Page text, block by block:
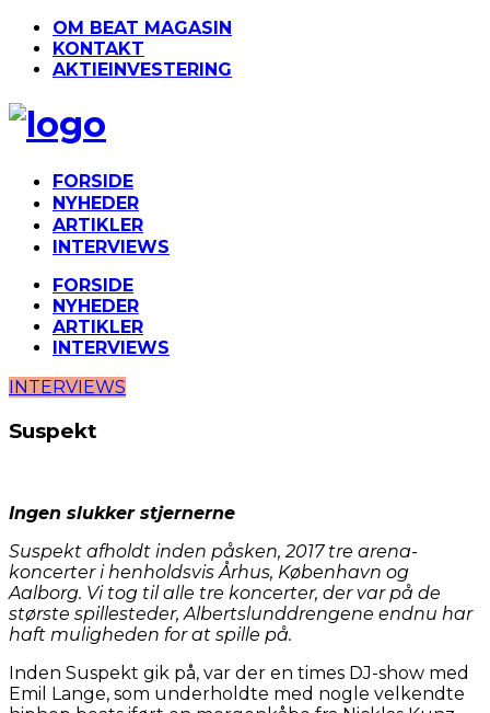
OM BEAT MAGASIN
KONTAKT
AKTIEINVESTERING
FORSIDE
NYHEDER
ARTIKLER
INTERVIEWS
FORSIDE
NYHEDER
ARTIKLER
INTERVIEWS
INTERVIEWS
Suspekt
Ingen slukker stjernerne
Suspekt afholdt inden påsken, 2017 tre arena-
koncerter i henholdsvis Århus, København og
Aalborg. Vi tog til alle tre koncerter, der var på de
største spillesteder, Albertslunddrengene endnu har
haft muligheden for at spille på.
Inden Suspekt gik på, var der en times DJ-show med
Emil Lange, som underholdte med nogle velkendte